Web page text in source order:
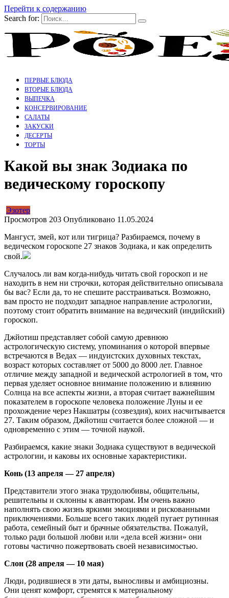
Перейти к содержанию
Search for:
ПЕРВЫЕ БЛЮДА
ВТОРЫЕ БЛЮДА
ВЫПЕЧКА
КОНСЕРВИРОВАНИЕ
САЛАТЫ
ЗАКУСКИ
ДЕСЕРТЫ
ТОРТЫ
Какой вы знак Зодиака по
ведическому гороскопу
Эзотер
Просмотров 203 Опубликовано 11.05.2024
Мангуст, змей, кот или тигрица? Разбираемся, почему в
ведическом гороскопе 27 знаков Зодиака, и как определить
свой.
Случалось ли вам когда-нибудь читать свой гороскоп и не
находить в нем ни строчки, которая действительно описывала
бы вас? Если да, то не спешите расстраиваться. Возможно,
вам просто не подходит западное направление астрологии,
поэтому стоит обратить внимание на ведический (индийский)
гороскоп.
Джйотиш представляет собой самую древнюю
астрологическую систему, упоминания о которой впервые
встречаются в Ведах — индуистских духовных текстах,
возраст которых составляет от 5000 до 8000 лет. Главное
отличие между западной и ведической астрологией в том, что
первая уделяет основное внимание положению и влиянию
Солнца на все аспекты жизни, а вторая считает важнейшим
показателем в гороскопе человека положение Луны и ее
прохождение через Накшатры (созвездия), коих насчитывается
27. Таким образом, Джйотиш считается более сложной — и
одновременно с этим — точной наукой.
Разбираемся, какие знаки Зодиака существуют в ведической
астрологии, и каковы их основные характеристики.
Конь (13 апреля — 27 апреля)
Представители этого знака трудолюбивы, общительны,
решительны и склонны к авантюрам. Им очень важно
наполнять свою жизнь яркими эмоциями и рискованными
приключениями. Больше всего таких людей пугает рутинная
работа, семейный быт и брачные обязательства. Пожалуй,
только ради большой любви или «дела всей жизни» они
готовы частично пожертвовать своей независимостью.
Слон (28 апреля — 10 мая)
Люди, родившиеся в эти даты, выносливы и амбициозны.
Они ценят комфорт, стремятся к материальному